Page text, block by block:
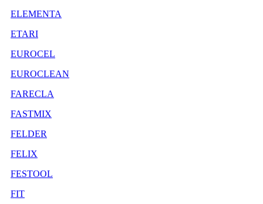
ELEMENTA
ETARI
EUROCEL
EUROCLEAN
FARECLA
FASTMIX
FELDER
FELIX
FESTOOL
FIT